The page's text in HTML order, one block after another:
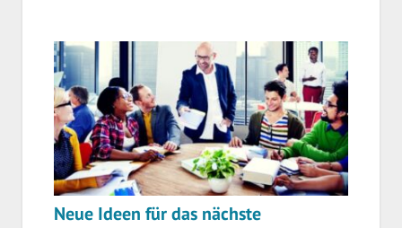
Neue Ideen für das nächste